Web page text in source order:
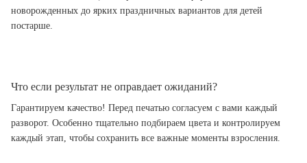
новорожденных до ярких праздничных вариантов для детей
постарше.
Что если результат не оправдает ожиданий?
Гарантируем качество! Перед печатью согласуем с вами каждый
разворот. Особенно тщательно подбираем цвета и контролируем
каждый этап, чтобы сохранить все важные моменты взросления.